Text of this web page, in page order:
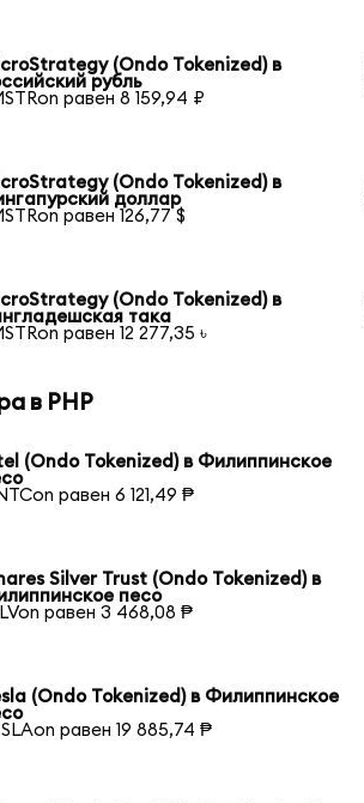
(Ondo Tokenized) в
рубль
равен 8 159,94 ₽
(Ondo Tokenized) в
доллар
равен 126,77 $
(Ondo Tokenized) в
така
равен 12 277,35 ৳
в PHP
(Ondo Tokenized) в Филиппинское
равен 6 121,49 ₱
Silver Trust (Ondo Tokenized) в
песо
равен 3 468,08 ₱
(Ondo Tokenized) в Филиппинское
равен 19 885,74 ₱